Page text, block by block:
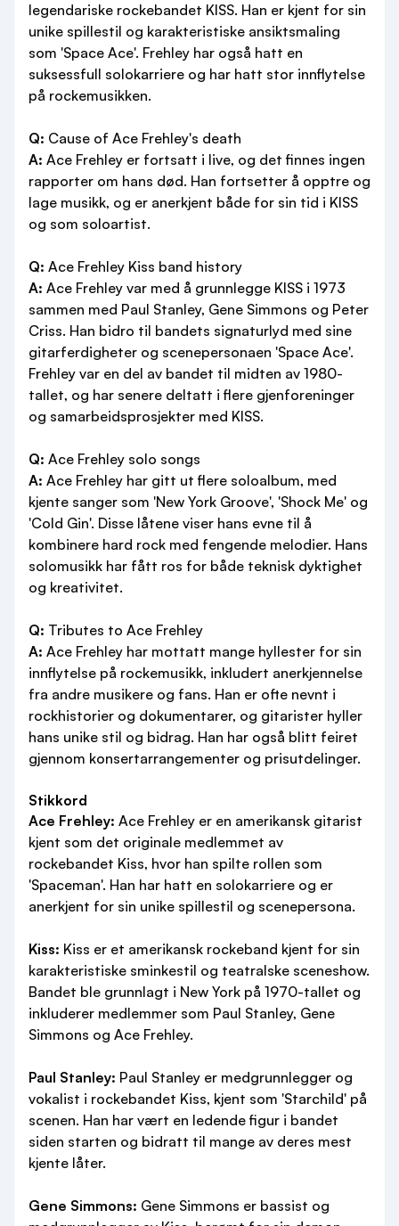
legendariske rockebandet KISS. Han er kjent for sin
unike spillestil og karakteristiske ansiktsmaling
som 'Space Ace'. Frehley har også hatt en
suksessfull solokarriere og har hatt stor innflytelse
på rockemusikken.
Q: Cause of Ace Frehley's death
A: Ace Frehley er fortsatt i live, og det finnes ingen
rapporter om hans død. Han fortsetter å opptre og
lage musikk, og er anerkjent både for sin tid i KISS
og som soloartist.
Q: Ace Frehley Kiss band history
A: Ace Frehley var med å grunnlegge KISS i 1973
sammen med Paul Stanley, Gene Simmons og Peter
Criss. Han bidro til bandets signaturlyd med sine
gitarferdigheter og scenepersonaen 'Space Ace'.
Frehley var en del av bandet til midten av 1980-
tallet, og har senere deltatt i flere gjenforeninger
og samarbeidsprosjekter med KISS.
Q: Ace Frehley solo songs
A: Ace Frehley har gitt ut flere soloalbum, med
kjente sanger som 'New York Groove', 'Shock Me' og
'Cold Gin'. Disse låtene viser hans evne til å
kombinere hard rock med fengende melodier. Hans
solomusikk har fått ros for både teknisk dyktighet
og kreativitet.
Q: Tributes to Ace Frehley
A: Ace Frehley har mottatt mange hyllester for sin
innflytelse på rockemusikk, inkludert anerkjennelse
fra andre musikere og fans. Han er ofte nevnt i
rockhistorier og dokumentarer, og gitarister hyller
hans unike stil og bidrag. Han har også blitt feiret
gjennom konsertarrangementer og prisutdelinger.
Stikkord
Ace Frehley: Ace Frehley er en amerikansk gitarist
kjent som det originale medlemmet av
rockebandet Kiss, hvor han spilte rollen som
'Spaceman'. Han har hatt en solokarriere og er
anerkjent for sin unike spillestil og scenepersona.
Kiss: Kiss er et amerikansk rockeband kjent for sin
karakteristiske sminkestil og teatralske sceneshow.
Bandet ble grunnlagt i New York på 1970-tallet og
inkluderer medlemmer som Paul Stanley, Gene
Simmons og Ace Frehley.
Paul Stanley: Paul Stanley er medgrunnlegger og
vokalist i rockebandet Kiss, kjent som 'Starchild' på
scenen. Han har vært en ledende figur i bandet
siden starten og bidratt til mange av deres mest
kjente låter.
Gene Simmons: Gene Simmons er bassist og